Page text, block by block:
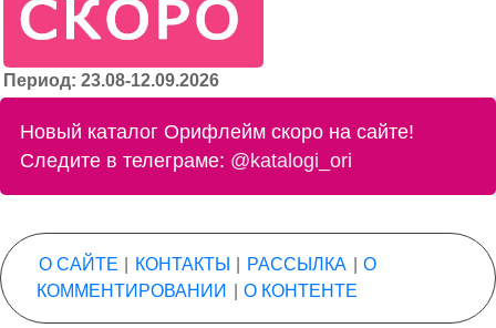
Период: 23.08-12.09.2026
Новый каталог Орифлейм скоро на сайте!
Следите в телеграме: @katalogi_ori
О САЙТЕ КОНТАКТЫ РАССЫЛКА
О
КОММЕНТИРОВАНИИ
О КОНТЕНТЕ